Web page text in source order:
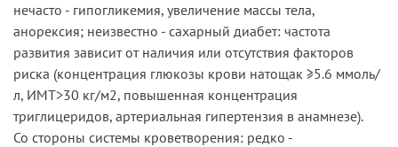
нечасто - гипогликемия, увеличение массы тела,
анорексия; неизвестно - сахарный диабет: частота
развития зависит от наличия или отсутствия факторов
риска (концентрация глюкозы крови натощак ≥5.6 ммоль/
л, ИМТ>30 кг/м2, повышенная концентрация
триглицеридов, артериальная гипертензия в анамнезе).
Со стороны системы кроветворения: редко -